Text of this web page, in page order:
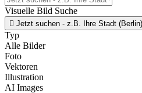
Visuelle Bild Suche
 Jetzt suchen - z.B. Ihre Stadt (Berlin)
Typ
Alle Bilder
Foto
Vektoren
Illustration
AI Images